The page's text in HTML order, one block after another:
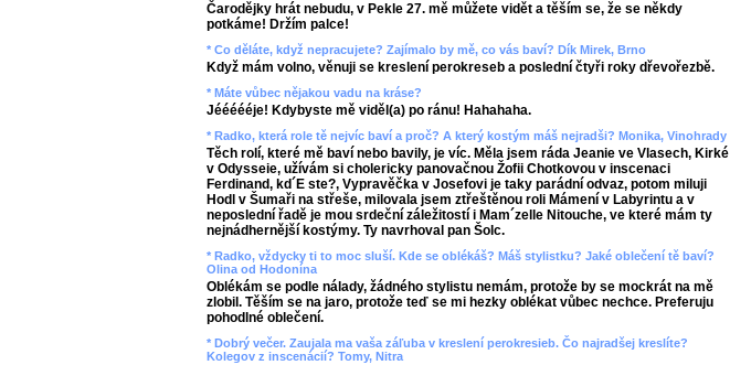
Čarodějky hrát nebudu, v Pekle 27. mě můžete vidět a těším se, že se někdy
potkáme! Držím palce!
* Co děláte, když nepracujete? Zajímalo by mě, co vás baví? Dík Mirek, Brno
Když mám volno, věnuji se kreslení perokreseb a poslední čtyři roky dřevořezbě.
* Máte vůbec nějakou vadu na kráse?
Jéééééje! Kdybyste mě viděl(a) po ránu! Hahahaha.
* Radko, která role tě nejvíc baví a proč? A který kostým máš nejradši? Monika, Vinohrady
Těch rolí, které mě baví nebo bavily, je víc. Měla jsem ráda Jeanie ve Vlasech, Kirké
v Odysseie, užívám si cholericky panovačnou Žofii Chotkovou v inscenaci
Ferdinand, kd´E ste?, Vypravěčka v Josefovi je taky parádní odvaz, potom miluji
Hodl v Šumaři na střeše, milovala jsem ztřeštěnou roli Mámení v Labyrintu a v
neposlední řadě je mou srdeční záležitostí i Mam´zelle Nitouche, ve které mám ty
nejnádhernější kostýmy. Ty navrhoval pan Šolc.
* Radko, vždycky ti to moc sluší. Kde se oblékáš? Máš stylistku? Jaké oblečení tě baví?
Olina od Hodonína
Oblékám se podle nálady, žádného stylistu nemám, protože by se mockrát na mě
zlobil. Těším se na jaro, protože teď se mi hezky oblékat vůbec nechce. Preferuju
pohodlné oblečení.
* Dobrý večer. Zaujala ma vaša záľuba v kreslení perokresieb. Čo najradšej kreslíte?
Kolegov z inscenácií? Tomy, Nitra